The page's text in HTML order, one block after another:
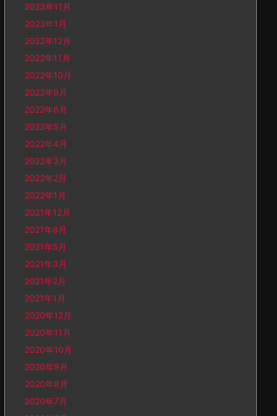
2023年11月
2023年1月
2022年12月
2022年11月
2022年10月
2022年9月
2022年6月
2022年5月
2022年4月
2022年3月
2022年2月
2022年1月
2021年12月
2021年8月
2021年5月
2021年3月
2021年2月
2021年1月
2020年12月
2020年11月
2020年10月
2020年9月
2020年8月
2020年7月